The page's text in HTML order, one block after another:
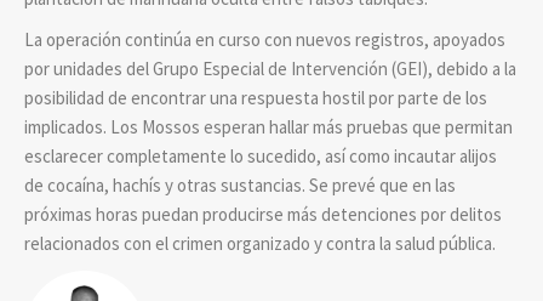
La operación continúa en curso con nuevos registros, apoyados
por unidades del Grupo Especial de Intervención (GEI), debido a la
posibilidad de encontrar una respuesta hostil por parte de los
implicados. Los Mossos esperan hallar más pruebas que permitan
esclarecer completamente lo sucedido, así como incautar alijos
de cocaína, hachís y otras sustancias. Se prevé que en las
próximas horas puedan producirse más detenciones por delitos
relacionados con el crimen organizado y contra la salud pública.